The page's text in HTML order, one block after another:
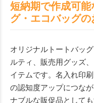
の生活をちょっぴり豊か
るアイテムです。
短納期で作成可
グ・エコバッグの
オリジナルトートバッ
ルティ、販売用グッズ
イテムです。名入れ印
の認知度アップにつな
ナブルな販促品として